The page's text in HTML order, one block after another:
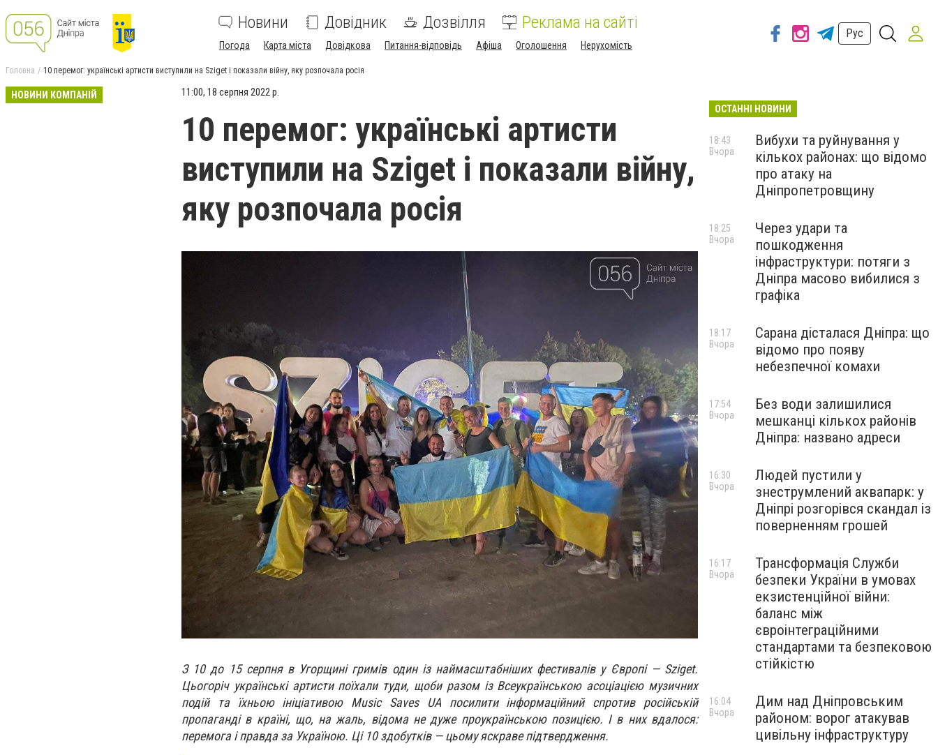
Новини Довідник Дозвілля Реклама на сайті
Погода Карта міста Довідкова Питання-відповідь Афіша Оголошення Нерухомість
Рус
Головна 10 перемог: українські артисти виступили на Sziget і показали війну, яку розпочала росія
НОВИНИ КОМПАНІЙ 11:00, 18 серпня 2022 р.
10 перемог: українські артисти
виступили на Sziget і показали війну,
яку розпочала росія
З 10 до 15 серпня в Угорщині гримів один із наймасштабніших фестивалів у Європі — Sziget.
Цьогоріч українські артисти поїхали туди, щоби разом із Всеукраїнською асоціацією музичних
подій та їхньою ініціативою Music Saves UA посилити інформаційний спротив російській
пропаганді в країні, що, на жаль, відома не дуже проукраїнською позицією. І в них вдалося:
перемога і правда за Україною. Ці 10 здобутків — цьому яскраве підтвердження.
ОСТАННІ НОВИНИ
Вибухи та руйнування у
кількох районах: що відомо
про атаку на
Дніпропетровщину
18:43
Вчора
Через удари та
пошкодження
інфраструктури: потяги з
Дніпра масово вибилися з
графіка
18:25
Вчора
Сарана дісталася Дніпра: що
відомо про появу
небезпечної комахи
18:17
Вчора
Без води залишилися
мешканці кількох районів
Дніпра: названо адреси
17:54
Вчора
Людей пустили у
знеструмлений аквапарк: у
Дніпрі розгорівся скандал із
поверненням грошей
16:30
Вчора
Трансформація Служби
безпеки України в умовах
екзистенційної війни:
баланс між
євроінтеграційними
стандартами та безпековою
стійкістю
16:17
Вчора
Дим над Дніпровським
районом: ворог атакував
цивільну інфраструктуру
16:04
Вчора